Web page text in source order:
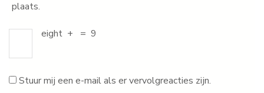
plaats.
eight + = 9
Stuur mij een e-mail als er vervolgreacties zijn.